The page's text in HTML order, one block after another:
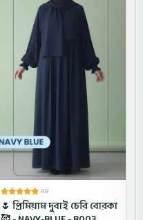
4.9
🌷 প্রিমিয়াম দুবাই চেরি বোরকা